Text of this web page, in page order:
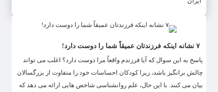
۷ نشانه اینکه فرزندتان عمیقاً شما را دوست دارد!
پاسخ به این سوال که آیا فرزندم واقعاً مرا دوست دارد؟ اغلب می تواند
چالش برانگیز باشد، زیرا کودکان احساسات خود را متفاوت از بزرگسالان
بیان می کنند. با این حال، علم روانشناسی شاخص هایی ارائه می دهد که